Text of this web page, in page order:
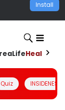
Install
LifeHealth
Quiz INSIDENESIA